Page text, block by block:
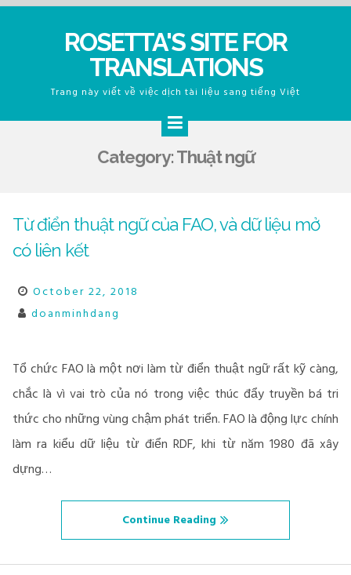
ROSETTA'S SITE FOR
TRANSLATIONS
Trang này viết về việc dịch tài liệu sang tiếng Việt
Category:Thuật ngữ
Từ điển thuật ngữ của FAO, và dữ liệu mở
có liên kết
October 22, 2018
doanminhdang
Tổ chức FAO là một nơi làm từ điển thuật ngữ rất kỹ càng,
chắc là vì vai trò của nó trong việc thúc đẩy truyền bá tri
thức cho những vùng chậm phát triển. FAO là động lực chính
làm ra kiểu dữ liệu từ điển RDF, khi từ năm 1980 đã xây
dựng…
Continue Reading